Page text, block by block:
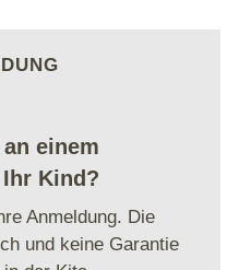
einem
Kind?
Anmeldung. Die
und keine Garantie